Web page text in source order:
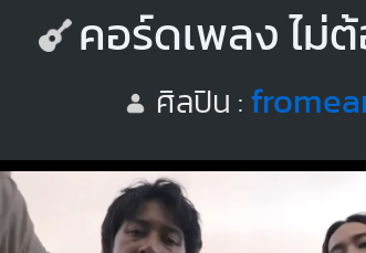
คอร์ดเพลง ไม่
ศิลปิน :